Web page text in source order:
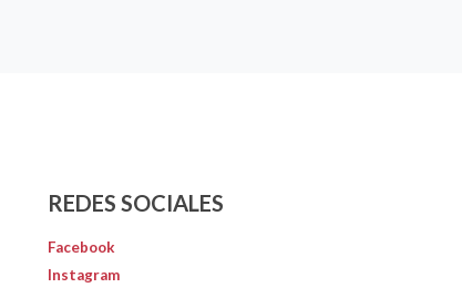
REDES SOCIALES
Facebook
Instagram